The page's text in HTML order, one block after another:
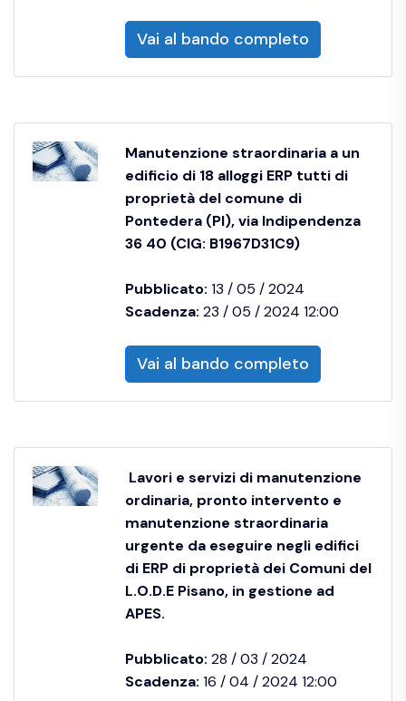
Vai al bando completo
Manutenzione straordinaria a un
edificio di 18 alloggi ERP tutti di
proprietà del comune di
Pontedera (PI), via Indipendenza
36 40 (CIG: B1967D31C9)
Pubblicato: 13 / 05 / 2024
Scadenza: 23 / 05 / 2024 12:00
Vai al bando completo
Lavori e servizi di manutenzione
ordinaria, pronto intervento e
manutenzione straordinaria
urgente da eseguire negli edifici
di ERP di proprietà dei Comuni del
L.O.D.E Pisano, in gestione ad
APES.
Pubblicato: 28 / 03 / 2024
Scadenza: 16 / 04 / 2024 12:00